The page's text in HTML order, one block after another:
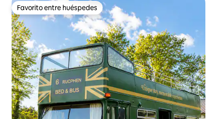
Favorito entre huéspedes
Favorito entre huéspedes